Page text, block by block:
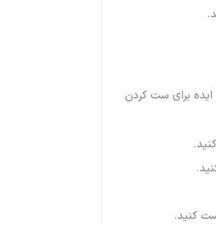
برای ست کردن
کنید.